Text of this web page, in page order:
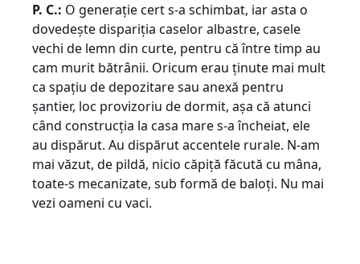
P. C.: O generație cert s-a schimbat, iar asta o
dovedește dispariția caselor albastre, casele
vechi de lemn din curte, pentru că între timp au
cam murit bătrânii. Oricum erau ținute mai mult
ca spațiu de depozitare sau anexă pentru
șantier, loc provizoriu de dormit, așa că atunci
când construcția la casa mare s-a încheiat, ele
au dispărut. Au dispărut accentele rurale. N-am
mai văzut, de pildă, nicio căpiță făcută cu mâna,
toate-s mecanizate, sub formă de baloți. Nu mai
vezi oameni cu vaci.